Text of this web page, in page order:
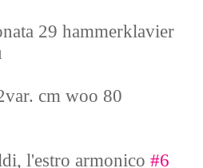
29 hammerklavier
cm woo 80
l'estro armonico #6